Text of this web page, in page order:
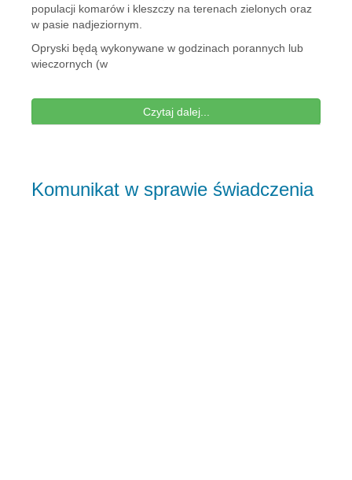
populacji komarów i kleszczy na terenach zielonych oraz
w pasie nadjeziornym.
Opryski będą wykonywane w godzinach porannych lub
wieczornych (w
Czytaj dalej...
Komunikat w sprawie świadczenia